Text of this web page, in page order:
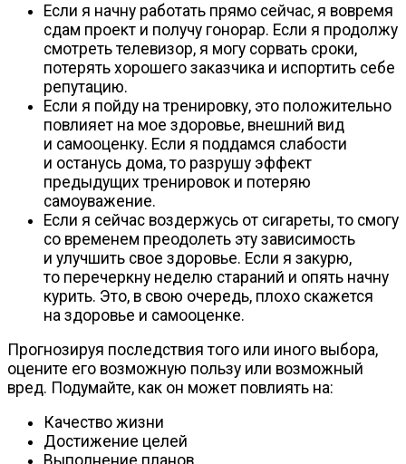
Если я начну работать прямо сейчас, я вовремя
сдам проект и получу гонорар. Если я продолжу
смотреть телевизор, я могу сорвать сроки,
потерять хорошего заказчика и испортить себе
репутацию.
Если я пойду на тренировку, это положительно
повлияет на мое здоровье, внешний вид
и самооценку. Если я поддамся слабости
и останусь дома, то разрушу эффект
предыдущих тренировок и потеряю
самоуважение.
Если я сейчас воздержусь от сигареты, то смогу
со временем преодолеть эту зависимость
и улучшить свое здоровье. Если я закурю,
то перечеркну неделю стараний и опять начну
курить. Это, в свою очередь, плохо скажется
на здоровье и самооценке.
Прогнозируя последствия того или иного выбора,
оцените его возможную пользу или возможный
вред. Подумайте, как он может повлиять на:
Качество жизни
Достижение целей